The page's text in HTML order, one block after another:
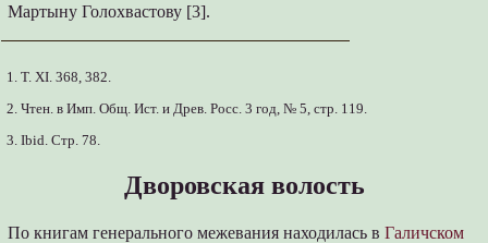
Мартыну Голохвастову [3].
1. Т. XI. 368, 382.
2. Чтен. в Имп. Общ. Ист. и Древ. Росс. 3 год, № 5, стр. 119.
3. Ibid. Стр. 78.
Дворовская волость
По книгам генерального межевания находилась вГаличском